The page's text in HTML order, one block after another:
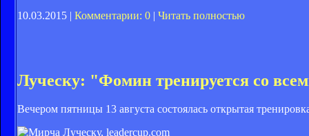
10.03.2015 | Комментарии: 0 | Читать полностью
Луческу: "Фомин тренируется со
Вечером пятницы 13 августа состоялась открытая